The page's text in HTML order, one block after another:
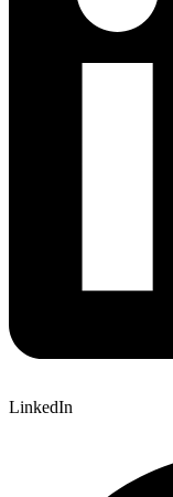
LinkedIn